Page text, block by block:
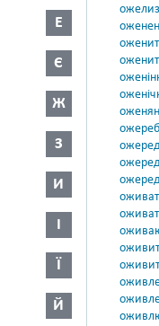
Е
Є
Ж
З
И
І
Ї
Й